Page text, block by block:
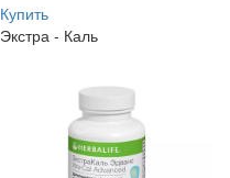
Купить
Экстра - Каль